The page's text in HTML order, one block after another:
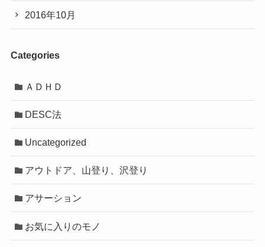
2016年10月
Categories
ＡＤＨＤ
DESC法
Uncategorized
アウトドア、山登り、沢登り
アサーション
お気に入りのモノ